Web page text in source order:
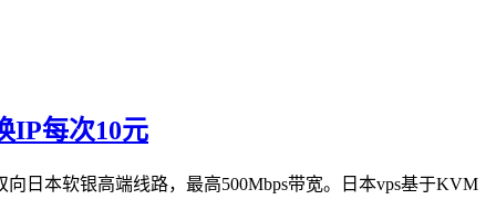
IP每次10元
日本软银高端线路，最高500Mbps带宽。日本vps基于KVM